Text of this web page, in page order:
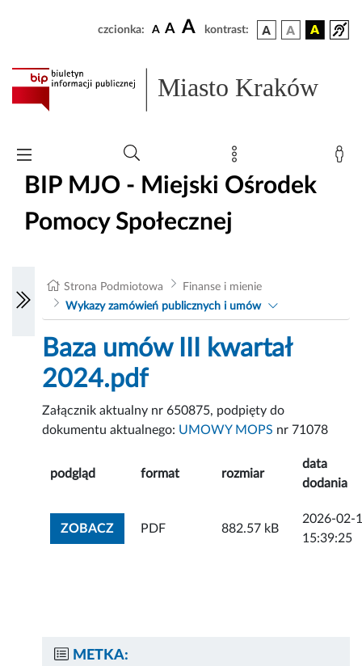
czcionka: A A A kontrast:
Miasto Kraków
BIP MJO - Miejski Ośrodek
Pomocy Społecznej
Strona Podmiotowa
Finanse i mienie
Wykazy zamówień publicznych i umów
Baza umów III kwartał
2024.pdf
Załącznik aktualny nr 650875, podpięty do
dokumentu aktualnego: UMOWY MOPS nr 71078
podgląd format rozmiar
data
dodania
ZOBACZZOBACZ ZAŁĄCZNIK
PDF 882.57 kB
2026-02-
15:39:25
METKA: